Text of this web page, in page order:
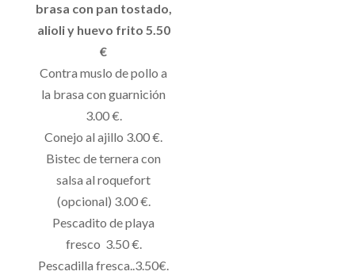
brasa con pan tostado,
alioli y huevo frito 5.50
€
Contra muslo de pollo a
la brasa con guarnición
3.00 €.
Conejo al ajillo 3.00 €.
Bistec de ternera con
salsa al roquefort
(opcional) 3.00 €.
Pescadito de playa
fresco 3.50 €.
Pescadilla fresca..3.50€.